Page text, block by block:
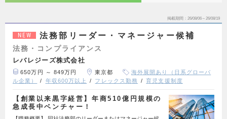
掲載期間 26/08/06～26/08/19
NEW 法務部リーダー・マネージャー候補
法務・コンプライアンス
レバレジーズ株式会社
650万円 ～ 849万円 東京都
海外展開あり（日系グローバ
ル企業）
年収600万以上 フレックス勤務 育児支援制度
【創業以来黒字経営】年商510億円規模の
急成長中ベンチャー！